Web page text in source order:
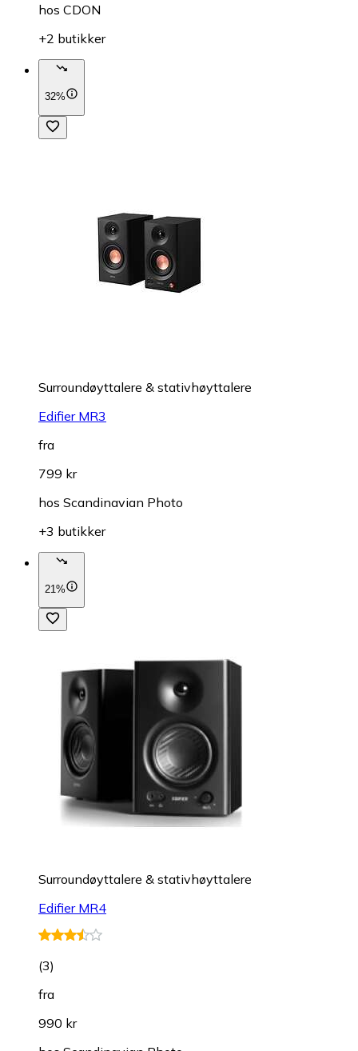
hos CDON
+2 butikker
32%
Surroundøyttalere & stativhøyttalere
Edifier MR3
fra
799 kr
hos Scandinavian Photo
+3 butikker
21%
Surroundøyttalere & stativhøyttalere
Edifier MR4
(3)
fra
990 kr